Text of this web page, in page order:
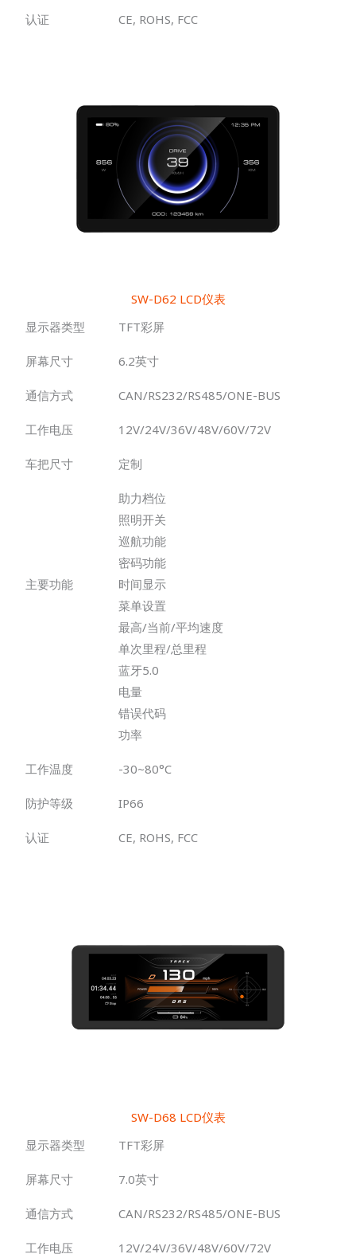
认证 CE, ROHS, FCC
SW-D62 LCD仪表
显示器类型
TFT彩屏
屏幕尺寸 6.2英寸
通信方式 CAN/RS232/RS485/ONE-BUS
工作电压 12V/24V/36V/48V/60V/72V
车把尺寸 定制
主要功能
助力档位
照明开关
巡航功能
密码功能
时间显示
菜单设置
最高/当前/平均速度
单次里程/总里程
蓝牙5.0
电量
错误代码
功率
工作温度 -30~80°C
防护等级 IP66
认证 CE, ROHS, FCC
SW-D68 LCD仪表
显示器类型
TFT彩屏
屏幕尺寸 7.0英寸
通信方式 CAN/RS232/RS485/ONE-BUS
工作电压 12V/24V/36V/48V/60V/72V